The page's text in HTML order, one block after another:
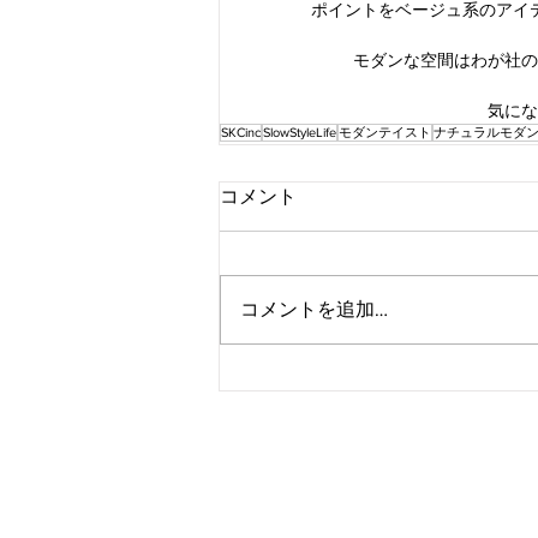
ポイントをベージュ系のアイ
モダンな空間はわが社
気に
SKCincSlowStyleLifeモダンテイスト ナチュラルモダン
コメント
コメントを追加…